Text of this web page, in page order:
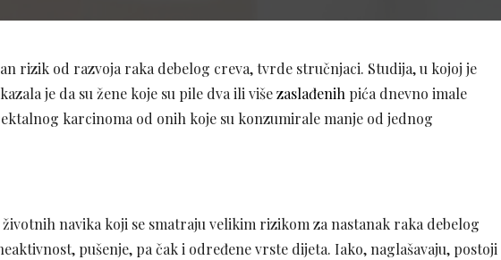
rizik od razvoja raka debelog creva, tvrde stručnjaci. Studija, u kojoj je
je da su žene koje su pile dva ili višezaslađenih pića dnevno imale
karcinoma od onih koje su konzumirale manje od jednog
navika koji se smatraju velikim rizikom za nastanak raka debelog
pušenje, pa čak i određene vrste dijeta. Iako, naglašavaju, postoji